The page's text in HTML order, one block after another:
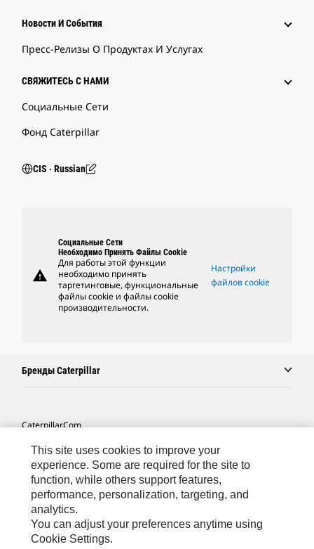
Новости И События
Пресс-Релизы О Продуктах И Услугах
СВЯЖИТЕСЬ С НАМИ
Социальные Сети
Фонд Caterpillar
CIS ‧ Russian
warning
Социальные Сети
Необходимо Принять Файлы Cookie
Для работы этой функции
необходимо принять
таргетинговые, функциональные
файлы cookie и файлы cookie
производительности.
Настройки
файлов cookie
Бренды Caterpillar
Caterpillar.com
Связаться С Caterpillar
Карта Сайта
Cookie Settings
Юридическая Информация
Конфиденциальность Личных Данных
This site uses cookies to improve your
experience. Some are required for the site to
function, while others support features,
performance, personalization, targeting, and
analytics.
You can adjust your preferences anytime using
Cookie Settings.